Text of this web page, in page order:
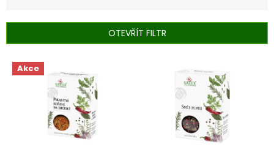
r
o
d
OTEVŘÍT FILTR
V Akce